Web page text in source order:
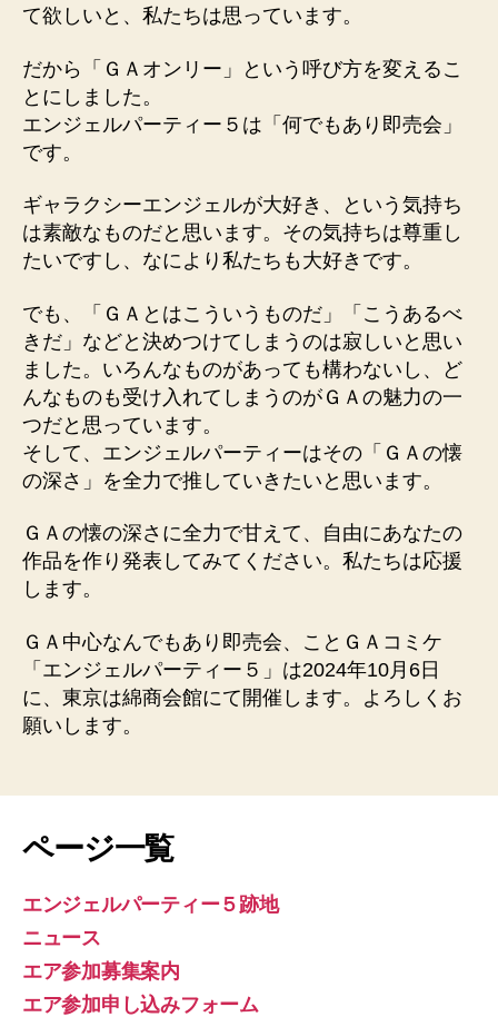
て欲しいと、私たちは思っています。
だから「ＧＡオンリー」という呼び方を変えるこ
とにしました。
エンジェルパーティー５は「何でもあり即売会」
です。
ギャラクシーエンジェルが大好き、という気持ち
は素敵なものだと思います。その気持ちは尊重し
たいですし、なにより私たちも大好きです。
でも、「ＧＡとはこういうものだ」「こうあるべ
きだ」などと決めつけてしまうのは寂しいと思い
ました。いろんなものがあっても構わないし、ど
んなものも受け入れてしまうのがＧＡの魅力の一
つだと思っています。
そして、エンジェルパーティーはその「ＧＡの懐
の深さ」を全力で推していきたいと思います。
ＧＡの懐の深さに全力で甘えて、自由にあなたの
作品を作り発表してみてください。私たちは応援
します。
ＧＡ中心なんでもあり即売会、ことＧＡコミケ
「エンジェルパーティー５」は2024年10月6日
に、東京は綿商会館にて開催します。よろしくお
願いします。
ページ一覧
エンジェルパーティー５跡地
ニュース
エア参加募集案内
エア参加申し込みフォーム